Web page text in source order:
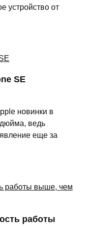
устройство от
SE
новинки в
ведь
еще за
работы